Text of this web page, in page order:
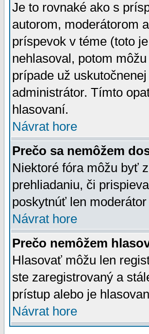
Je to rovnaké ako s
autorom, moderátorom
príspevok v téme (toto
nehlasoval, potom
prípade už
administrátor. Tímto
hlasovaní.
Návrat hore
Prečo sa nemôžem
Niektoré fóra môžu byť
prehliadaniu, či
poskytnúť len
Návrat hore
Prečo nemôžem
Hlasovať môžu len
ste zaregistrovaný a
prístup alebo je
Návrat hore